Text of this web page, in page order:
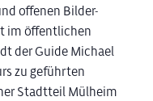
offenen Bilder-
im öffentlichen
der Guide Michael
zu geführten
Stadtteil Mülheim